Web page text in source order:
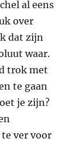
al eens
over
dat zijn
waar.
trok met
te gaan
je zijn?
te ver voor